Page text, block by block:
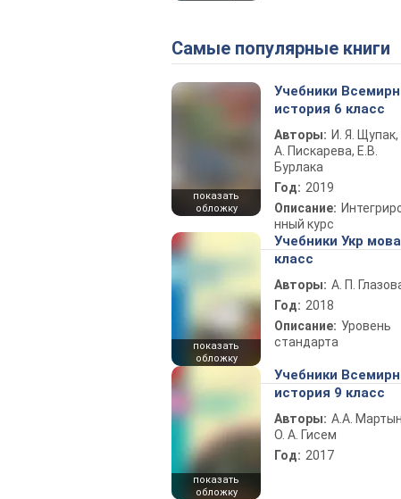
Самые популярные книги
показать
обложку
Учебники
история 6 класс
Авторы: И. Я. Щупак,
А. Пискарева, Е.В.
Бурлака
Год: 2019
Описание:
нный курс
показать
обложку
Учебники Укр
класс
Авторы: А. П.
Год: 2018
Описание: Уровень
стандарта
показать
обложку
Учебники
история 9 класс
Авторы: А.А.
О. А. Гисем
Год: 2017